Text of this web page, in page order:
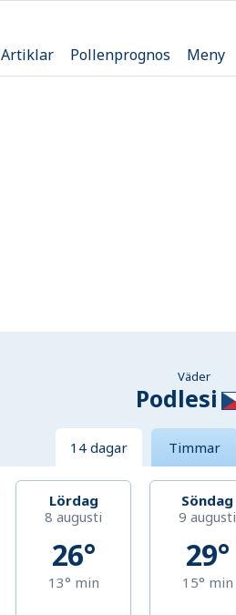
Artiklar Pollenprognos Meny
Väder
Podlesi
14 dagar Timmar
Lördag
8 augusti
26°
13° min
Söndag
9 augusti
29°
15° min